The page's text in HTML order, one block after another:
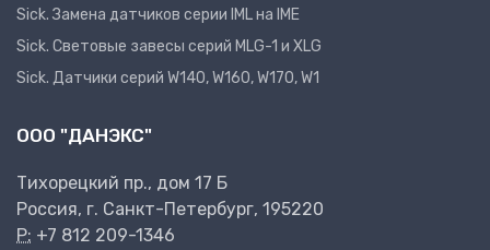
Sick. Замена датчиков серии IML на IME
Sick. Световые завесы серий MLG-1 и XLG
Sick. Датчики серий W140, W160, W170, W1
ООО "ДАНЭКС"
Тихорецкий пр., дом 17 Б
Россия, г. Санкт-Петербург, 195220
P: +7 812 209-1346